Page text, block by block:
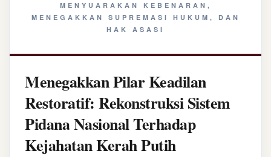
MENYUARAKAN KEBENARAN,
MENEGAKKAN SUPREMASI HUKUM, DAN
HAK ASASI
Menegakkan Pilar Keadilan
Restoratif: Rekonstruksi Sistem
Pidana Nasional Terhadap
Kejahatan Kerah Putih